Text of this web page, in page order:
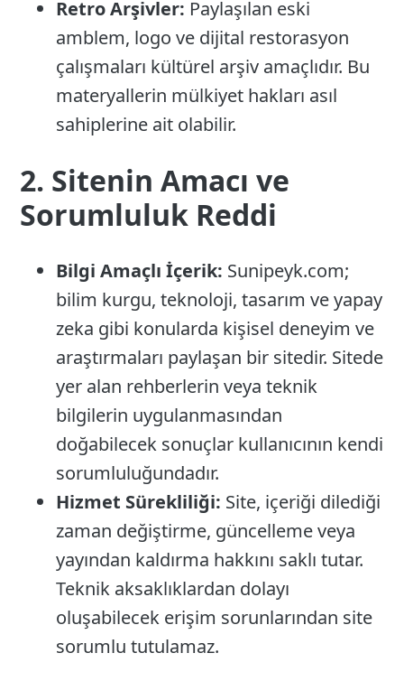
Retro Arşivler: Paylaşılan eski
amblem, logo ve dijital restorasyon
çalışmaları kültürel arşiv amaçlıdır. Bu
materyallerin mülkiyet hakları asıl
sahiplerine ait olabilir.
2. Sitenin Amacı ve
Sorumluluk Reddi
Bilgi Amaçlı İçerik: Sunipeyk.com;
bilim kurgu, teknoloji, tasarım ve yapay
zeka gibi konularda kişisel deneyim ve
araştırmaları paylaşan bir sitedir. Sitede
yer alan rehberlerin veya teknik
bilgilerin uygulanmasından
doğabilecek sonuçlar kullanıcının kendi
sorumluluğundadır.
Hizmet Sürekliliği: Site, içeriği dilediği
zaman değiştirme, güncelleme veya
yayından kaldırma hakkını saklı tutar.
Teknik aksaklıklardan dolayı
oluşabilecek erişim sorunlarından site
sorumlu tutulamaz.